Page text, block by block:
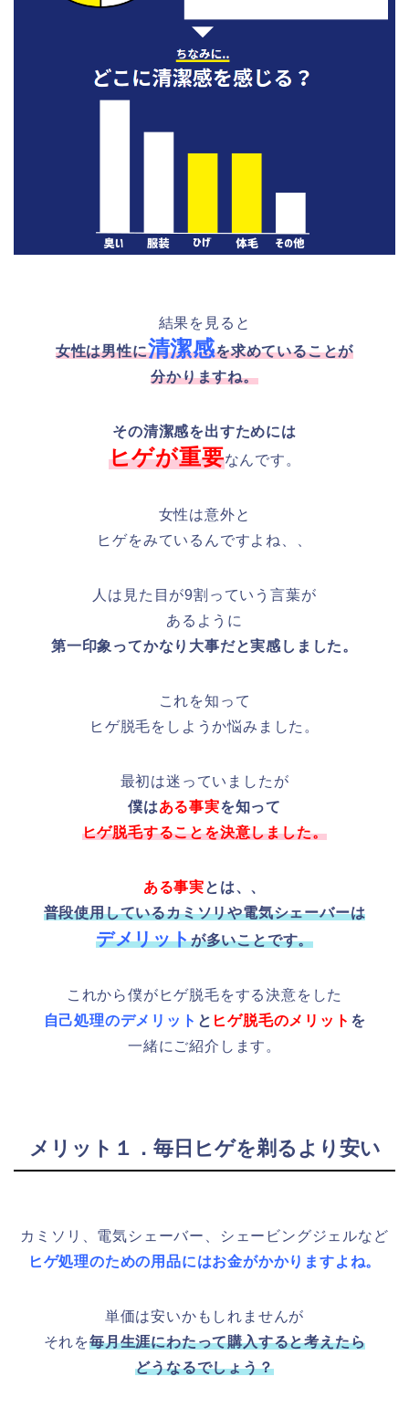
結果を見ると
女性は男性に清潔感を求めていることが
分かりますね。
その清潔感を出すためには
ヒゲが重要なんです。
女性は意外と
ヒゲをみているんですよね、、
人は見た目が9割っていう言葉が
あるように
第一印象ってかなり大事だと実感しました。
これを知って
ヒゲ脱毛をしようか悩みました。
最初は迷っていましたが
僕はある事実を知って
ヒゲ脱毛することを決意しました。
ある事実とは、、
普段使用しているカミソリや電気シェーバーは
デメリットが多いことです。
これから僕がヒゲ脱毛をする決意をした
自己処理のデメリット と ヒゲ脱毛のメリット を
一緒にご紹介します。
メリット１．毎日ヒゲを剃るより安い
カミソリ、電気シェーバー、シェービングジェルなど
ヒゲ処理のための用品にはお金がかかりますよね。
単価は安いかもしれませんが
それを毎月生涯にわたって購入すると考えたら
どうなるでしょう？